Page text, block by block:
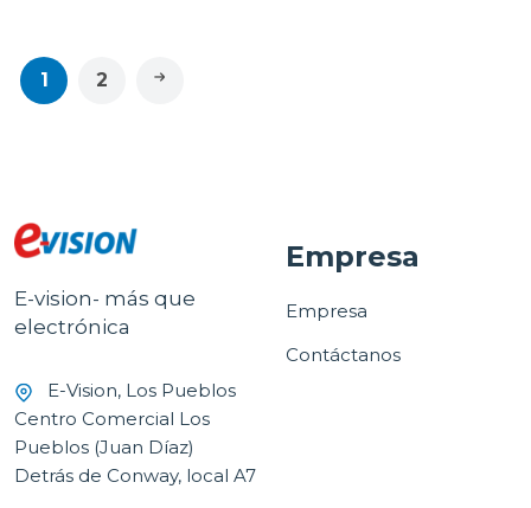
1 2
E-vision- más que
electrónica
E-Vision, Los Pueblos
Centro Comercial Los
Pueblos (Juan Díaz)
Detrás de Conway, local A7
Empresa
Empresa
Contáctanos